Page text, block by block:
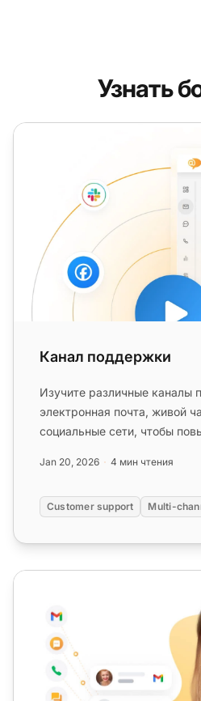
Узнать
Канал поддержки
Канал поддержки
Изучите различные каналы
электронная почта, живой
социальные сети, чтобы
Jan 20, 2026 4 мин чтения
Customer support Multi-
Стартапы